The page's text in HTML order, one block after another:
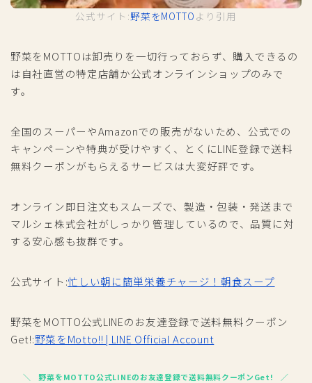
公式サイト:野菜をMOTTO より引用
野菜をMOTTOは卸売りを一切行っておらず、購入できるの
は自社直営の特定店舗か公式オンラインショップのみで
す。
全国のスーパーやAmazonでの販売がないため、公式での
キャンペーンや特典が受けやすく、とくにLINE登録で送料
無料クーポンがもらえるサービスは大変好評です。
オンライン即日注文もスムーズで、製造・包装・発送まで
マルシェ株式会社がしっかり管理しているので、品質に対
する安心感も抜群です。
公式サイト:忙しい朝に簡単栄養チャージ！朝食スープ
野菜をMOTTO公式LINEのお友達登録で送料無料クーポン
Get!:野菜をMotto!! | LINE Official Account
野菜をMOTTO公式LINEのお友達登録で送料無料クーポンGet!